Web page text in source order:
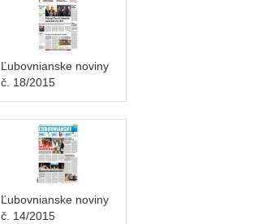
Ľubovnianske noviny
č. 18/2015
Ľubovnianske noviny
č. 14/2015